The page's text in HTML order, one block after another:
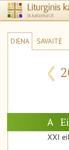
DIENA SAVAITĖ
‹
A
XXI